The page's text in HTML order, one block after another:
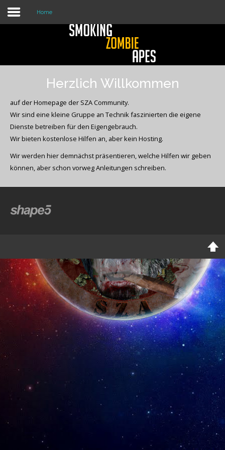
Dienste
Über uns
Home
Herzlich Willkommen
auf der Homepage der SZA Community.
Wir sind eine kleine Gruppe an Technik faszinierten die eigene
Dienste betreiben für den Eigengebrauch.
Wir bieten kostenlose Hilfen an, aber kein Hosting.
Wir werden hier demnächst präsentieren, welche Hilfen wir geben
können, aber schon vorweg Anleitungen schreiben.